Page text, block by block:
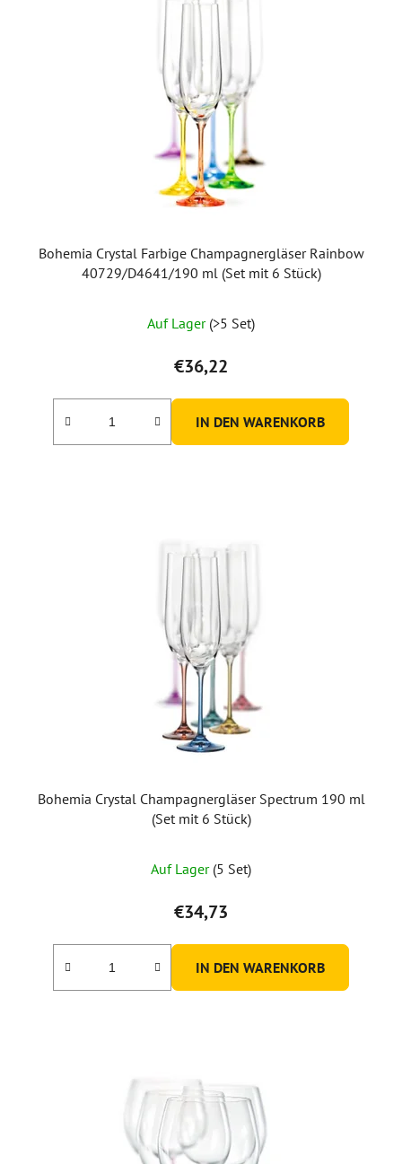
Bohemia Crystal Farbige Champagnergläser Rainbow
40729/D4641/190 ml (Set mit 6 Stück)
Auf Lager (>5 Set)
€36,22
IN DEN WARENKORB
Bohemia Crystal Champagnergläser Spectrum 190 ml
(Set mit 6 Stück)
Auf Lager (5 Set)
€34,73
IN DEN WARENKORB